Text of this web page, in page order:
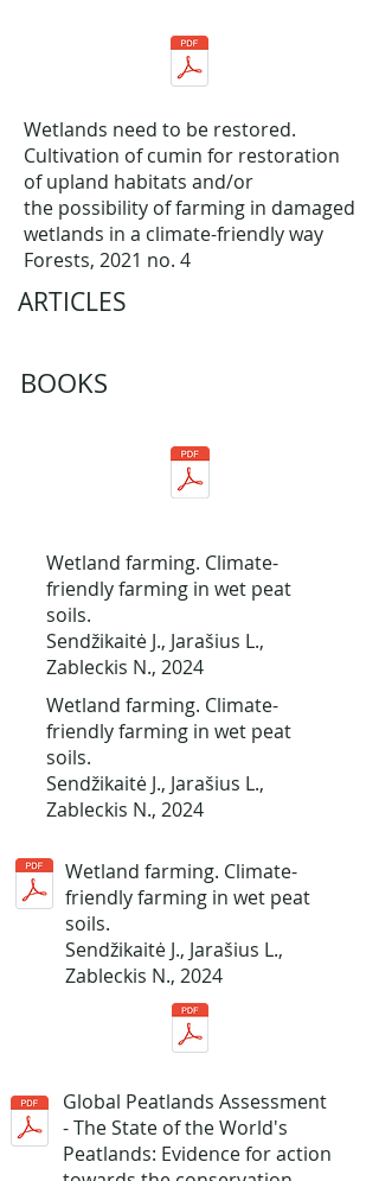
Wetlands need to be restored.
Cultivation of cumin for restoration
of upland habitats and/or
the possibility of farming in damaged
wetlands in a climate-friendly way
Forests, 2021 no. 4
ARTICLES
BOOKS
Wetland farming. Climate-
friendly farming in wet peat
soils.
Sendžikaitė J., Jarašius L.,
Zableckis N., 2024
Wetland farming. Climate-
friendly farming in wet peat
soils.
Sendžikaitė J., Jarašius L.,
Zableckis N., 2024
Wetland farming. Climate-
friendly farming in wet peat
soils.
Sendžikaitė J., Jarašius L.,
Zableckis N., 2024
Global Peatlands Assessment
- The State of the World's
Peatlands: Evidence for action